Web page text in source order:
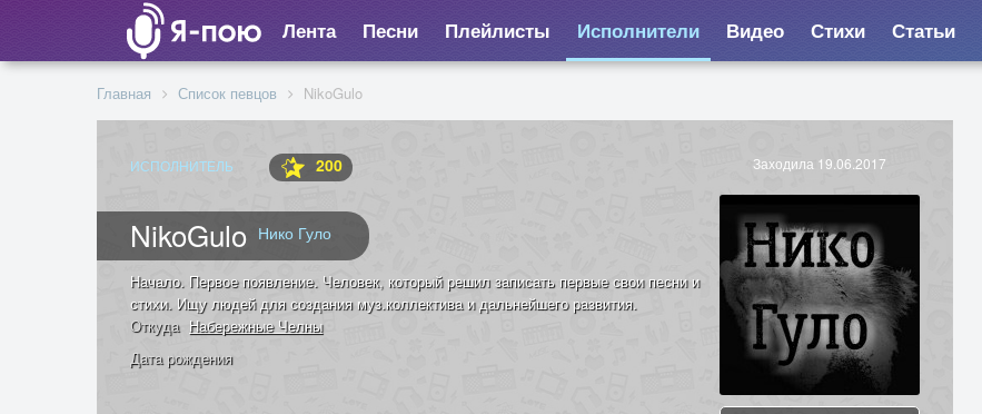
Лента Песни Плейлисты Исполнители Видео Стихи Статьи
Главная Список певцов NikoGulo
ИСПОЛНИТЕЛЬ 200
NikoGulo Нико Гуло
Заходила 19.06.2017
Начало. Первое появление. Человек, который решил записать первые свои песни и
стихи. Ищу людей для создания муз.коллектива и дальнейшего развития.
Откуда Набережные Челны
Дата рождения